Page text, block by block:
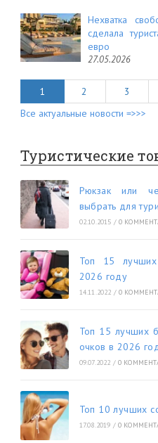
Нехватка
сделала
евро
27.05.2026
1 2 3
Все актуальные новости =>>>
Туристические
Рюкзак или
выбрать для
02.10.2015 / 0
Топ 15 лучших
2026 году
14.11.2022 / 0
Топ 15 лучших
очков в 2026
09.07.2022 / 0
Топ 10 лучших
17.08.2019 / 0